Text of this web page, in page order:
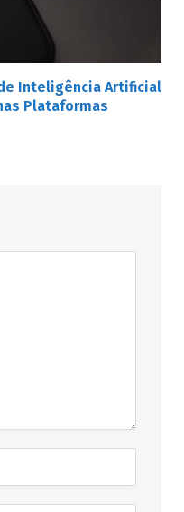
Inteligência Artificial
Plataformas